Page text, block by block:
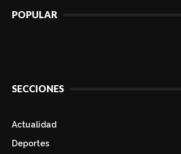
POPULAR
SECCIONES
Actualidad
Deportes